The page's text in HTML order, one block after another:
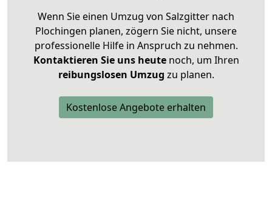
Wenn Sie einen Umzug von Salzgitter nach
Plochingen planen, zögern Sie nicht, unsere
professionelle Hilfe in Anspruch zu nehmen.
Kontaktieren Sie uns heutenoch, um Ihren
reibungslosen Umzug zu planen.
Kostenlose Angebote erhalten